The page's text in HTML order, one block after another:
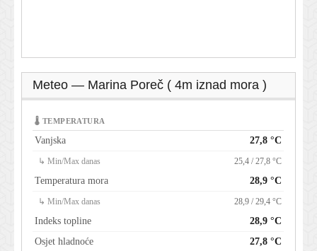
Meteo — Marina Poreč ( 4m iznad mora )
🌡 TEMPERATURA
Vanjska 27,8 °C
↳ Min/Max danas 25,4 / 27,8 °C
Temperatura mora 28,9 °C
↳ Min/Max danas 28,9 / 29,4 °C
Indeks topline
28,9 °C
Osjet hladnoće
27,8 °C